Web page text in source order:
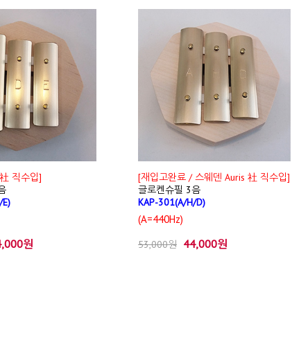
직수입]
원
[재입고완료 / 스웨덴 Auris 社 직수입]
글로켄슈필 3음
KAP-301(A/H/D)
(A=440Hz)
53,000원 44,000원